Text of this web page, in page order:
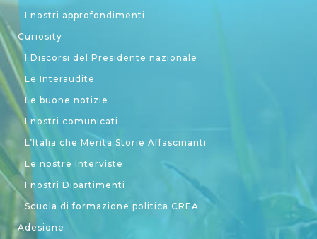
I nostri approfondimenti
Curiosity
I Discorsi del Presidente nazionale
Le Interaudite
Le buone notizie
I nostri comunicati
L’Italia che Merita Storie Affascinanti
Le nostre interviste
I nostri Dipartimenti
Scuola di formazione politica CREA
Adesione